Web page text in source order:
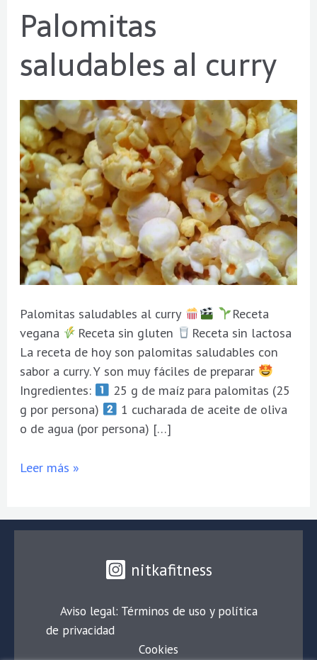
Palomitas
saludables al curry
Palomitas saludables al curry
Receta
vegana
Receta sin gluten
Receta sin lactosa
La receta de hoy son palomitas saludables con
sabor a curry. Y son muy fáciles de preparar
Ingredientes:
25 g de maíz para palomitas (25
g por persona)
1 cucharada de aceite de oliva
o de agua (por persona) […]
Palomitas
saludables
curry
Leer más »
nitkafitness
Aviso legal: Términos de uso y política
de privacidad
Cookies